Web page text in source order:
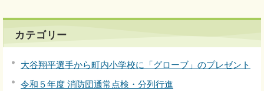
カテゴリー
大谷翔平選手から町内小学校に「グローブ」のプレゼント
令和５年度 消防団通常点検・分列行進